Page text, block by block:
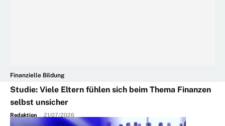
Finanzielle Bildung
Studie: Viele Eltern fühlen sich beim Thema Finanzen
selbst unsicher
Redaktion - 21/07/2026